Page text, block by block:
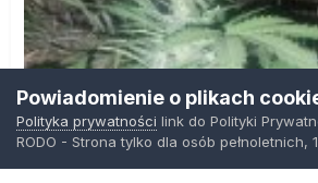
Powiadomienie o plikach
Polityka prywatności link do Polityki
RODO - Strona tylko dla osób pełnoletnich,